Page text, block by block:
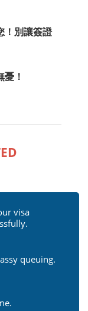
！別讓簽證
！
visa
queuing.